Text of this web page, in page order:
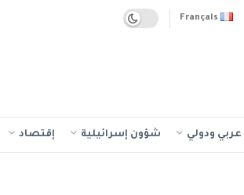
Français
عربي ودولي شؤون إسرائيلية إقتصاد